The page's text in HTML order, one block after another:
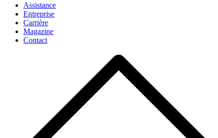
Assistance
Entreprise
Carrière
Magazine
Contact